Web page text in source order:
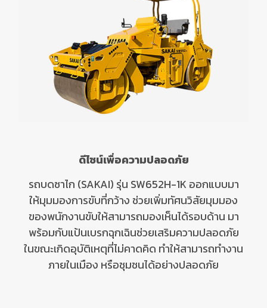
ดีไซน์เพื่อความปลอดภัย
รถบดซาไก (SAKAI) รุ่น SW652H-1K ออกแบบมา
ให้มุมมองการขับที่กว้าง ช่วยเพิ่มทัศนวิสัยมุมมอง
ของพนักงานขับให้สามารถมองเห็นได้รอบด้าน มา
พร้อมกับแป้นเบรกฉุกเฉินช่วยเสริมความปลอดภัย
ในขณะเกิดอุบัติเหตุที่ไม่คาดคิด ทำให้สามารถทำงาน
ภายในเมือง หรือชุมชนได้อย่างปลอดภัย